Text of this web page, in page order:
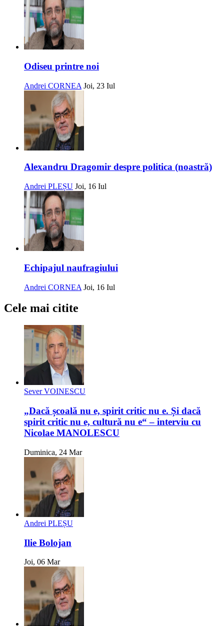
Odiseu printre noi
Andrei CORNEA Joi, 23 Iul
Alexandru Dragomir despre politica (noastră)
Andrei PLEȘU Joi, 16 Iul
Echipajul naufragiului
Andrei CORNEA Joi, 16 Iul
Cele mai citite
Sever VOINESCU
„Dacă școală nu e, spirit critic nu e. Și dacă
spirit critic nu e, cultură nu e“ – interviu cu
Nicolae MANOLESCU
Duminica, 24 Mar
Andrei PLEȘU
Ilie Bolojan
Joi, 06 Mar